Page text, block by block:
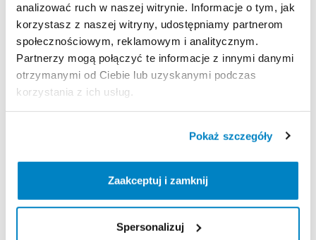
analizować ruch w naszej witrynie. Informacje o tym, jak
korzystasz z naszej witryny, udostępniamy partnerom
społecznościowym, reklamowym i analitycznym.
Partnerzy mogą połączyć te informacje z innymi danymi
otrzymanymi od Ciebie lub uzyskanymi podczas
korzystania z ich usług.
Pokaż szczegóły
Zaakceptuj i zamknij
Spersonalizuj
REGULAMIN
Regulamin wypożyczalni
Nie pobieramy kaucji za wypożyczenie tego
ODBIÓR I ZWROT SPRZĘTU
Poniedziałek: 10:00 - 21:00